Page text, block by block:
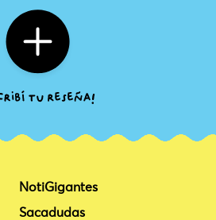
NotiGigantes
Sacadudas